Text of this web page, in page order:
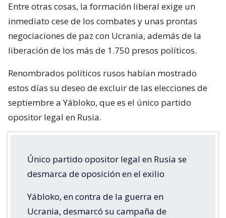
Entre otras cosas, la formación liberal exige un
inmediato cese de los combates y unas prontas
negociaciones de paz con Ucrania, además de la
liberación de los más de 1.750 presos políticos.
Renombrados políticos rusos habían mostrado
estos días su deseo de excluir de las elecciones de
septiembre a Yábloko, que es el único partido
opositor legal en Rusia.
Único partido opositor legal en Rusia se
desmarca de oposición en el exilio
Yábloko, en contra de la guerra en
Ucrania, desmarcó su campaña de